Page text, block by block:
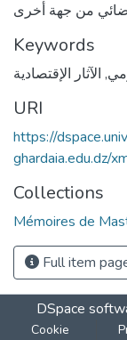
Keywords
, الآثار الإقتصادية
URI
https://
ghardaia.edu.dz/
Collections
Mémoires de
Full item
DSpace
Cookie